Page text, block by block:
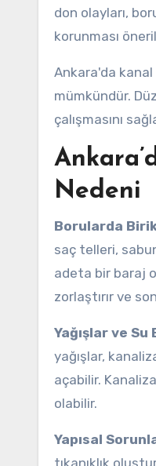
don olayları,
korunması
Ankara'da kanal
mümkündür.
çalışmasını
Nedeni
Borularda
saç telleri,
adeta bir baraj
zorlaştırır ve
Yağışlar ve Su
yağışlar,
açabilir.
olabilir.
Yapısal
tıkanıklık